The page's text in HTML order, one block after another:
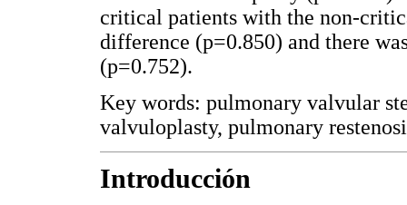
critical patients with the non-
difference (p=0.850) and there
(p=0.752).
Key words: pulmonary valvular
valvuloplasty, pulmonary
Introducción